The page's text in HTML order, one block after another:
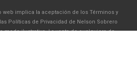
web implica la aceptación de los Términos y
Políticas de Privacidad de Nelson Sobrero
modo ilustrativo. La venta de cualquiera de